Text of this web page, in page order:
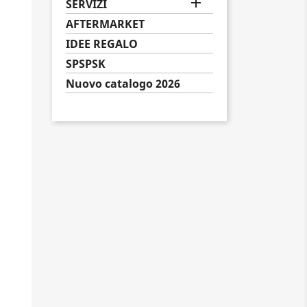
SERVIZI
AFTERMARKET
IDEE REGALO
SPSPSK
Nuovo catalogo 2026